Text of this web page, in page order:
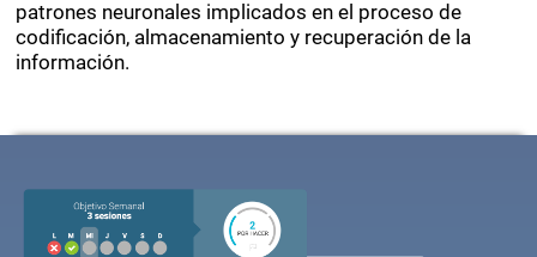
patrones neuronales implicados en el proceso de
codificación, almacenamiento y recuperación de la
información.